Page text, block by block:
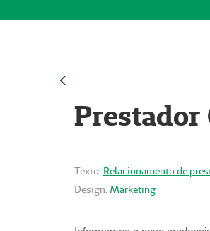
Texto: Relacionamento de
Design: Marketing